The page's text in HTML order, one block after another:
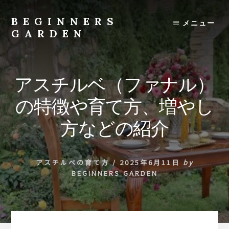
content
BEGINNERS
GARDEN
の
種
類
や
育
て
方
の
紹
介
を
行
メニュー
アスチルベ（ファナル）
の特徴や育て方、増やし
方などの紹介
アスチルベの育て方/ 2025年6月11日 by
BEGINNERS GARDEN